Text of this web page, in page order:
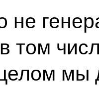
не
том
мы